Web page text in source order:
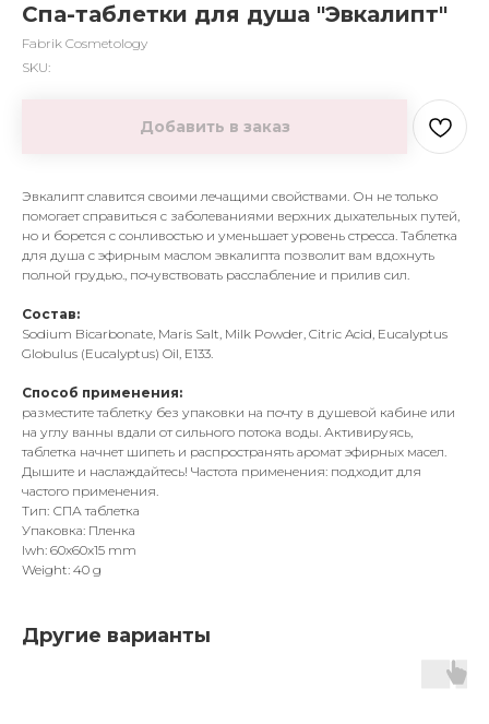
Спа-таблетки для душа "Эвкалипт"
Fabrik Cosmetology
SKU:
Добавить в заказ
Эвкалипт славится своими лечащими свойствами. Он не только
помогает справиться с заболеваниями верхних дыхательных путей,
но и борется с сонливостью и уменьшает уровень стресса. Таблетка
для душа с эфирным маслом эвкалипта позволит вам вдохнуть
полной грудью., почувствовать расслабление и прилив сил.
Состав:
Sodium Bicarbonate, Maris Salt, Milk Powder, Citric Acid, Eucalyptus
Globulus (Eucalyptus) Oil, E133.
Способ применения:
разместите таблетку без упаковки на почту в душевой кабине или
на углу ванны вдали от сильного потока воды. Активируясь,
таблетка начнет шипеть и распространять аромат эфирных масел.
Дышите и наслаждайтесь! Частота применения: подходит для
частого применения.
Тип: СПА таблетка
Упаковка: Пленка
lwh: 60x60x15 mm
Weight: 40 g
Другие варианты